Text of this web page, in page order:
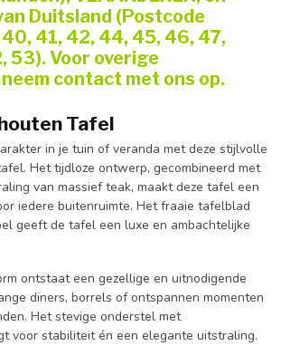
Duitsland (Postcode
41, 42, 44, 45, 46, 47,
53). Voor overige
contact met ons op.
Tafel
in je tuin of veranda met deze stijlvolle
Het tijdloze ontwerp, gecombineerd met
van massief teak, maakt deze tafel een
iedere buitenruimte. Het fraaie tafelblad
geeft de tafel een luxe en ambachtelijke
ontstaat een gezellige en uitnodigende
diners, borrels of ontspannen momenten
Het stevige onderstel met
voor stabiliteit én een elegante uitstraling.